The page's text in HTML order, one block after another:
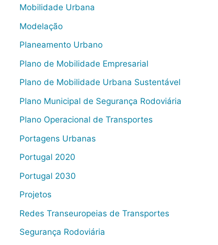
Mobilidade Urbana
Modelação
Planeamento Urbano
Plano de Mobilidade Empresarial
Plano de Mobilidade Urbana Sustentável
Plano Municipal de Segurança Rodoviária
Plano Operacional de Transportes
Portagens Urbanas
Portugal 2020
Portugal 2030
Projetos
Redes Transeuropeias de Transportes
Segurança Rodoviária